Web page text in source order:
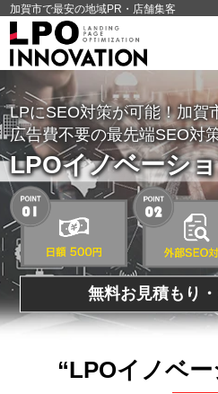
加賀市で最安の地域PR・店舗集客
LPにSEO対策が可能！加賀
広告費不要の最先端SEO対
LPOイノベーシ
無料お見積もり
“LPOイノベ